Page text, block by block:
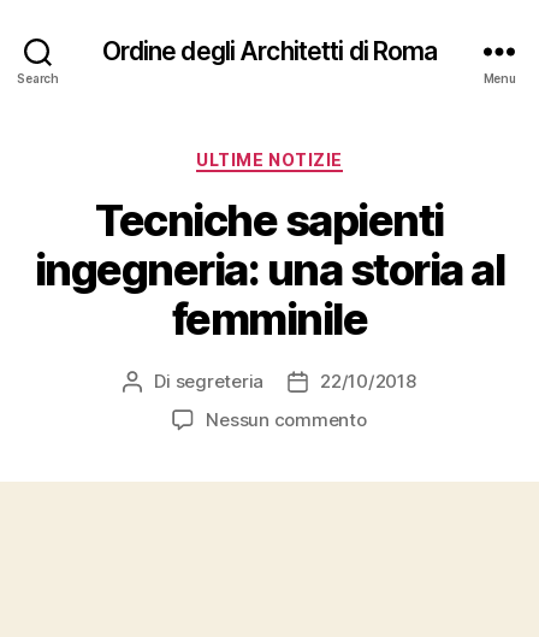
Search
Ordine degli Architetti di Roma
Menu
Categorie
ULTIME NOTIZIE
Tecniche sapienti
ingegneria: una storia al
femminile
Autore
articolo
Di segreteria
Data22/10/2018
Nessun commentosu